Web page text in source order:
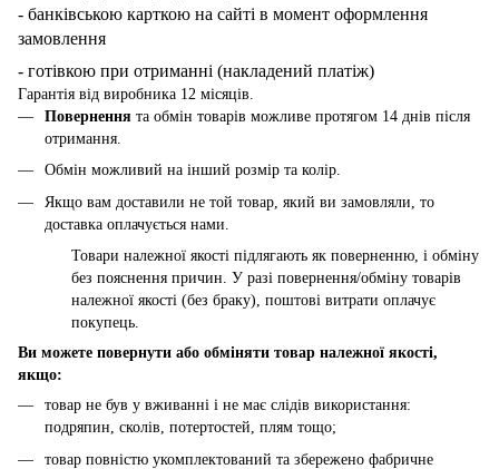
- банківською карткою на сайті в момент оформлення
замовлення
- готівкою при отриманні (накладений платіж)
Гарантія від виробника 12 місяців.
Повернення та обмін товарів можливе протягом 14 днів після
отримання.
Обмін можливий на інший розмір та колір.
Якщо вам доставили не той товар, який ви замовляли, то
доставка оплачується нами.
Товари належної якості підлягають як поверненню, і обміну
без пояснення причин. У разі повернення/обміну товарів
належної якості (без браку), поштові витрати оплачує
покупець.
Ви можете повернути або обміняти товар належної якості,
якщо:
товар не був у вживанні і не має слідів використання:
подряпин, сколів, потертостей, плям тощо;
товар повністю укомплектований та збережено фабричне